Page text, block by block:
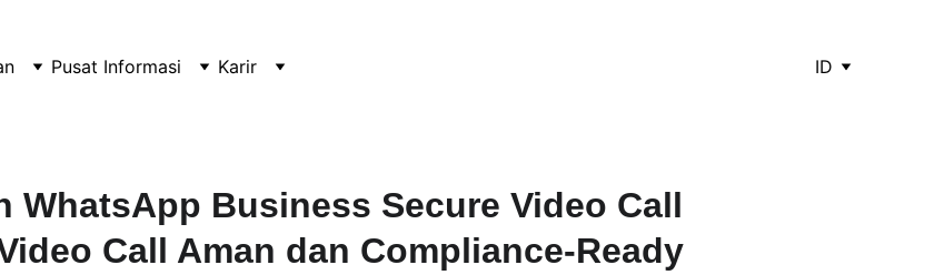
Pusat Informasi Karir ID
WhatsApp Business Secure Video Call
Call Aman dan Compliance-Ready